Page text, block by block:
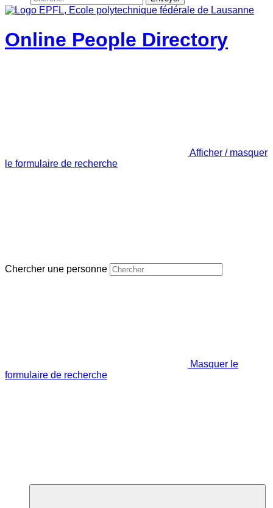
Online People Directory
Afficher / masquer
le formulaire de recherche
Chercher une personne
Masquer le
formulaire de recherche